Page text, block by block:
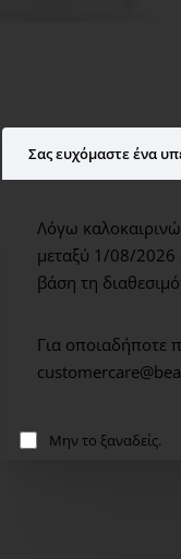
Σας ευχόμαστε ένα
Λόγω
μεταξύ 1/08/
βάση τη
Για οποιαδήποτε
Μην το ξαναδείς.